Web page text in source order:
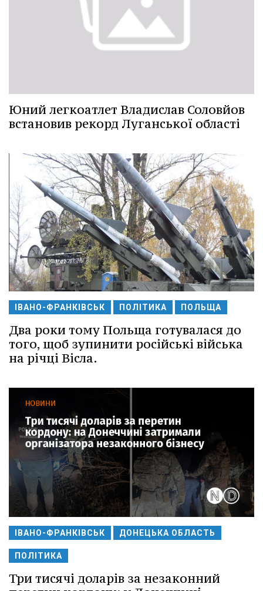
Юний легкоатлет Владислав Соловйов
встановив рекорд Луганської області
ІВАНО-ФРАНКІВСЬК ПОЛІТИКА ПОЛЬЩА
Два роки тому Польща готувалася до
того, щоб зупинити російські війська
на річці Вісла.
ІВАНО-ФРАНКІВСЬК ДОНЕЦЬКА ОБЛАСТЬ
ПОЛІТИКА
Три тисячі доларів за незаконний